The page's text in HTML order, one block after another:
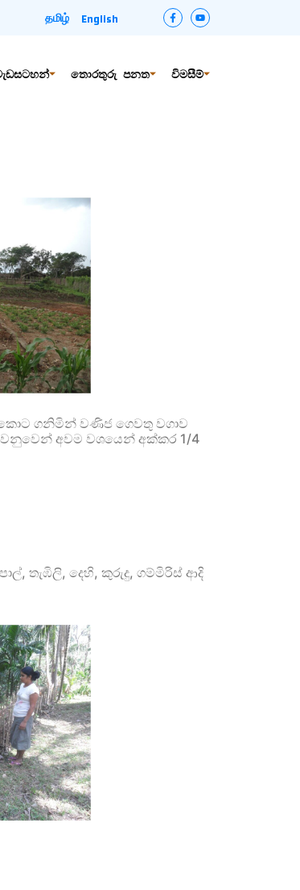
தமிழ் English
තොරතුරු පනත විමසීම්
ගනිමින් වණිජ ගෙවතු වගාව
අවම වශයෙන් අක්කර 1/4
තැඹිලි, දෙහි, කුරුදු, ගම්මිරිස් ආදි